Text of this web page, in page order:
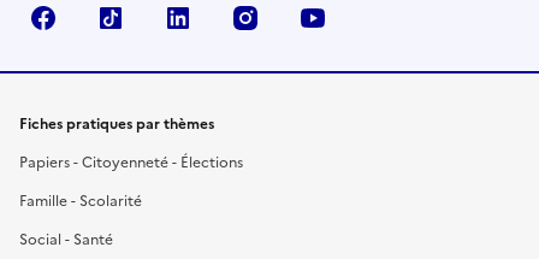
FacebookTikTok LinkedIn Instagram
Fiches pratiques par thèmes
Papiers - Citoyenneté - Élections
Famille - Scolarité
Social - Santé